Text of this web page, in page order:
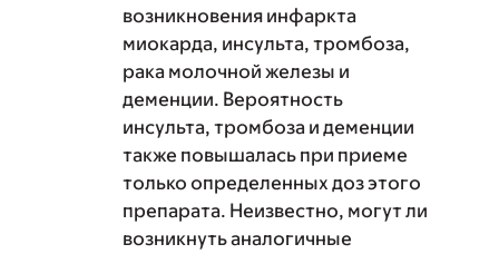
возникновения инфаркта
миокарда, инсульта, тромбоза,
рака молочной железы и
деменции. Вероятность
инсульта, тромбоза и деменции
также повышалась при приеме
только определенных доз этого
препарата. Неизвестно, могут ли
возникнуть аналогичные